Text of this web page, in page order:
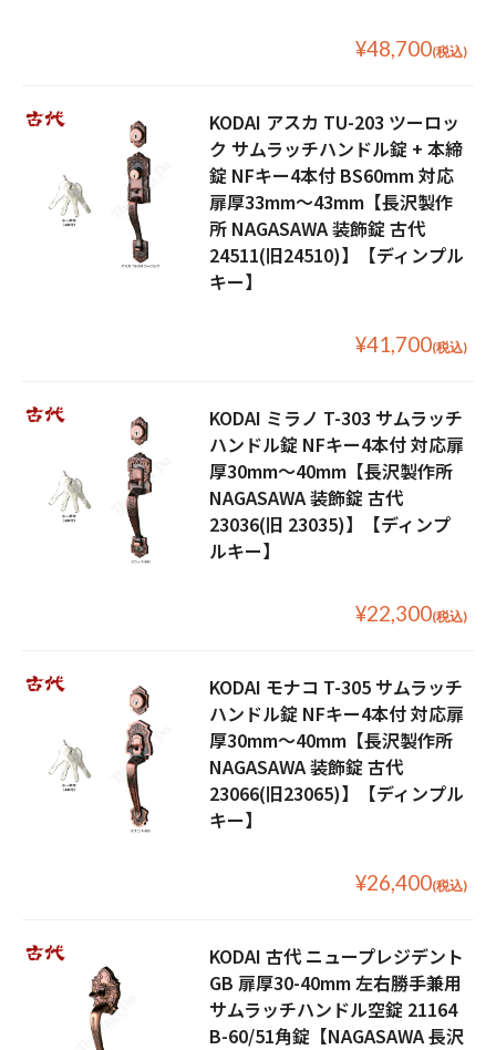
¥48,700(税込)
KODAI アスカ TU-203 ツーロッ
ク サムラッチハンドル錠 + 本締
錠 NFキー4本付 BS60mm 対応
扉厚33mm〜43mm【長沢製作
所 NAGASAWA 装飾錠 古代
24511(旧24510)】【ディンプル
キー】
¥41,700(税込)
KODAI ミラノ T-303 サムラッチ
ハンドル錠 NFキー4本付 対応扉
厚30mm〜40mm【長沢製作所
NAGASAWA 装飾錠 古代
23036(旧 23035)】【ディンプ
ルキー】
¥22,300(税込)
KODAI モナコ T-305 サムラッチ
ハンドル錠 NFキー4本付 対応扉
厚30mm〜40mm【長沢製作所
NAGASAWA 装飾錠 古代
23066(旧23065)】【ディンプル
キー】
¥26,400(税込)
KODAI 古代 ニュープレジデント
GB 扉厚30-40mm 左右勝手兼用
サムラッチハンドル空錠 21164
B-60/51角錠【NAGASAWA 長沢